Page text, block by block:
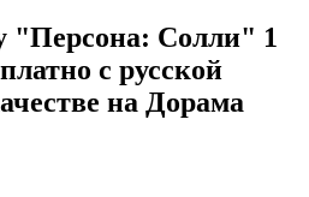
"Персона: Солли" 1
с русской
на Дорама